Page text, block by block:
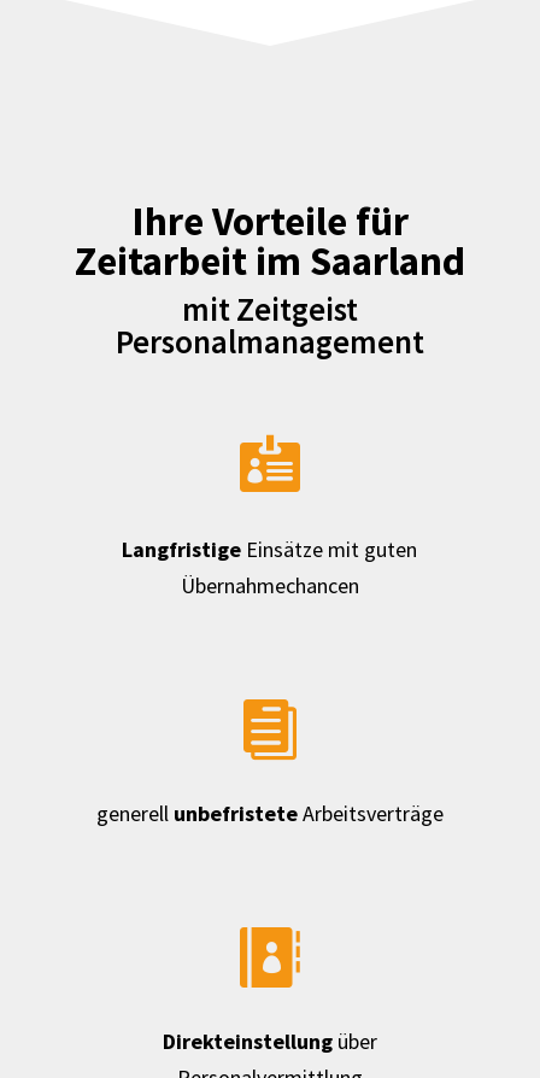
Ihre Vorteile für
Zeitarbeit im Saarland
mit Zeitgeist
Personalmanagement

Langfristige Einsätze mit guten
Übernahmechancen

generell unbefristeteArbeitsverträge

Direkteinstellungüber